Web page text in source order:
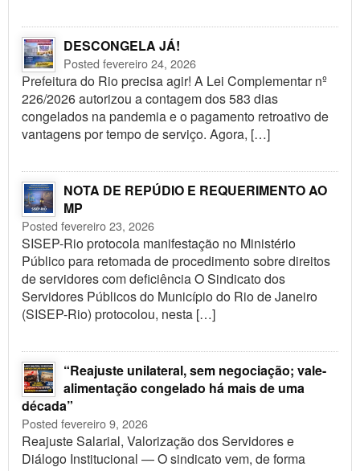
DESCONGELA JÁ!
Posted fevereiro 24, 2026
Prefeitura do Rio precisa agir! A Lei Complementar nº
226/2026 autorizou a contagem dos 583 dias
congelados na pandemia e o pagamento retroativo de
vantagens por tempo de serviço. Agora, […]
NOTA DE REPÚDIO E REQUERIMENTO AO
MP
Posted fevereiro 23, 2026
SISEP-Rio protocola manifestação no Ministério
Público para retomada de procedimento sobre direitos
de servidores com deficiência O Sindicato dos
Servidores Públicos do Município do Rio de Janeiro
(SISEP-Rio) protocolou, nesta […]
“Reajuste unilateral, sem negociação; vale-
alimentação congelado há mais de uma
década”
Posted fevereiro 9, 2026
Reajuste Salarial, Valorização dos Servidores e
Diálogo Institucional — O sindicato vem, de forma